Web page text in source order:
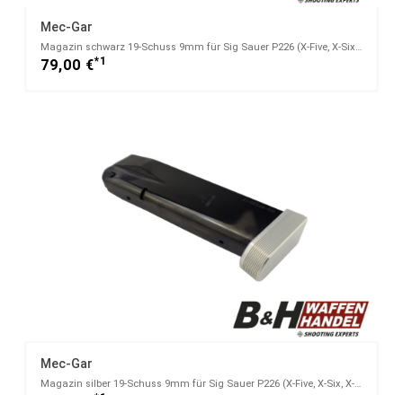
Mec-Gar
Magazin schwarz 19-Schuss 9mm für Sig Sauer P226 (X-Five, X-Six, X-Short)
79,00 €*1
Mec-Gar
Magazin silber 19-Schuss 9mm für Sig Sauer P226 (X-Five, X-Six, X-Short)